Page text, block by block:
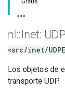
nl ::Inet::
<src/inet/
Los objetos de
transporte UDP.